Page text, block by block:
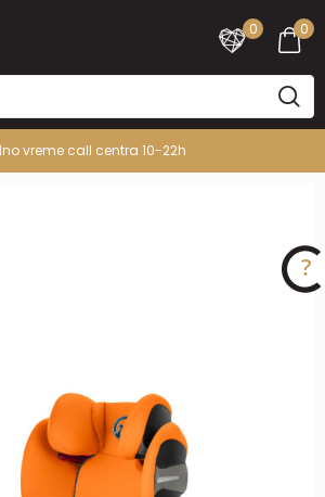
0
0
vreme call centra 10-22h